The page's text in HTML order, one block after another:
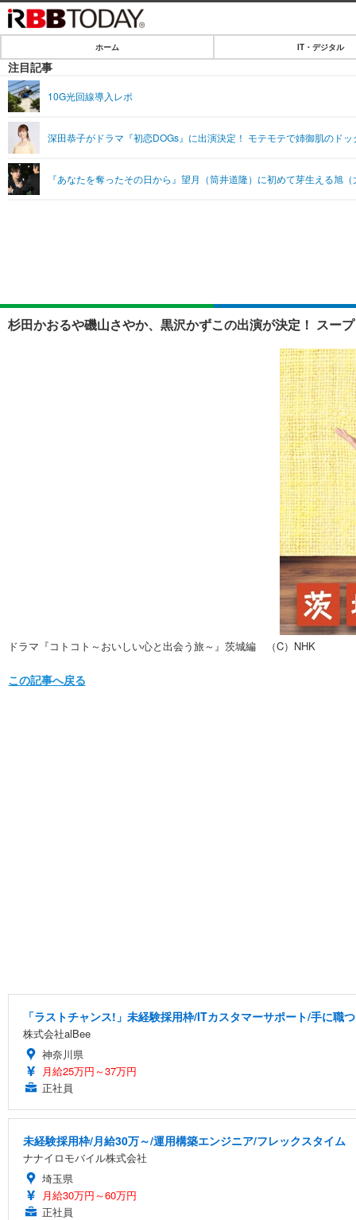
IT・デジタル
ショッピング
SPEED TEST
エンタメ
エンタメTOP
ショッピング
ライフ
ホーム IT・デジタル
注目記事
10G光回線導入レポ
深田恭子がドラマ『初恋DOGs』に出演決定！ モテモテで姉御肌のド
『あなたを奪ったその日から』望月（筒井道隆）に初めて芽生える旭
杉田かおるや磯山さやか、黒沢かずこの出演が決定！ スー
ドラマ『コトコト～おいしい心と出会う旅～』茨城編 （C）NHK
この記事へ戻る
「ラストチャンス!」未経験採用枠/ITカスタマーサポート/手に職
株式会社alBee
神奈川県
月給25万円～37万円
正社員
未経験採用枠/月給30万～/運用構築エンジニア/フレックスタイム
ナナイロモバイル株式会社
埼玉県
月給30万円～60万円
正社員